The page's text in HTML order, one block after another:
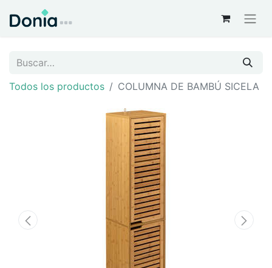
Todos los productos COLUMNA DE BAMBÚ SICELA